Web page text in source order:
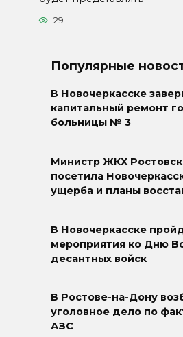
29
Популярные
В Новочеркасске
капитальный ремонт
больницы № 3
Министр ЖКХ
посетила
ущерба и планы
В Новочеркасске
мероприятия ко Дню
десантных войск
В Ростове-на-Дону
уголовное дело по
АЗС